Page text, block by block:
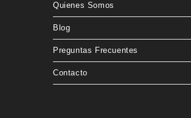
Quienes Somos
Blog
Preguntas Frecuentes
Contacto